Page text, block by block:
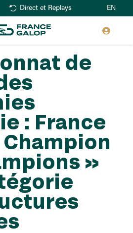
Aller
au
contenu
principal
Direct et Replays EN
de
: France
»